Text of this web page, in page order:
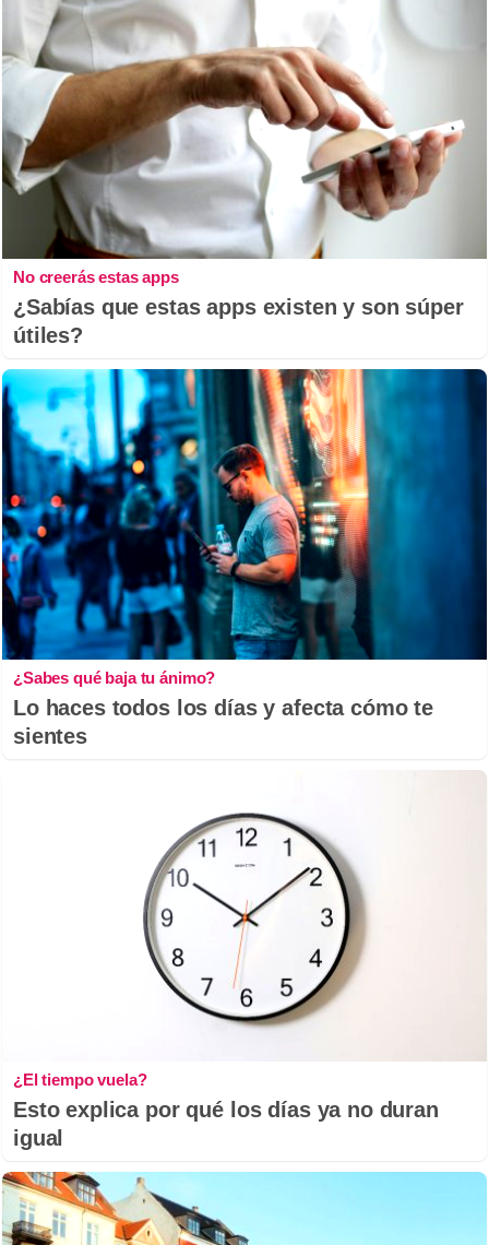
No creerás estas apps
¿Sabías que estas apps existen y son súper
útiles?
¿Sabes qué baja tu ánimo?
Lo haces todos los días y afecta cómo te
sientes
¿El tiempo vuela?
Esto explica por qué los días ya no duran
igual